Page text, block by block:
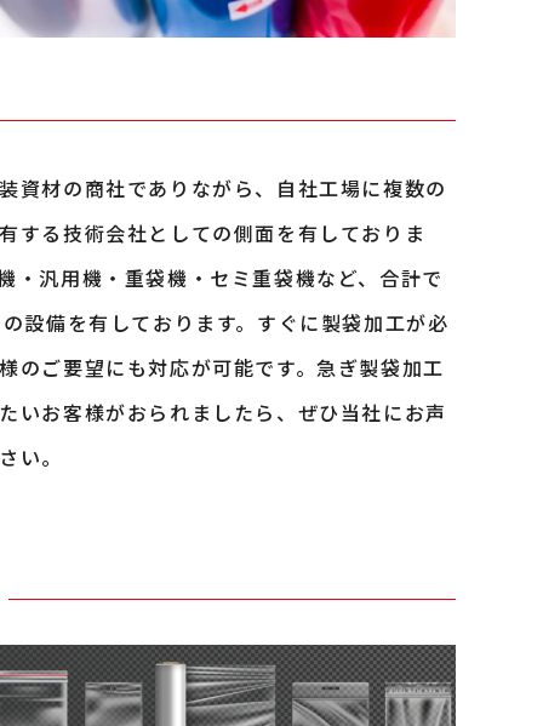
資材の商社でありながら、自社工場に複数の
する技術会社としての側面を有しておりま
・汎用機・重袋機・セミ重袋機など、合計で
設備を有しております。すぐに製袋加工が必
のご要望にも対応が可能です。急ぎ製袋加工
いお客様がおられましたら、ぜひ当社にお声
い。